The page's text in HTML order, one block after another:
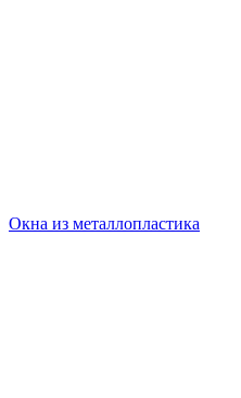
Окна из металлопластика